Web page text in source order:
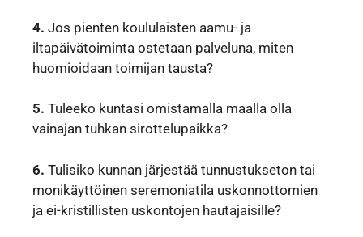
4. Jos pienten koululaisten aamu- ja
iltapäivätoiminta ostetaan palveluna, miten
huomioidaan toimijan tausta?
5. Tuleeko kuntasi omistamalla maalla olla
vainajan tuhkan sirottelupaikka?
6. Tulisiko kunnan järjestää tunnustukseton tai
monikäyttöinen seremoniatila uskonnottomien
ja ei-kristillisten uskontojen hautajaisille?